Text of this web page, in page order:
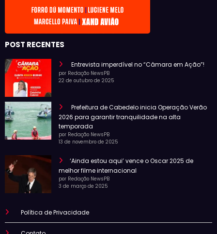
POST RECENTES
Entrevista imperdível no “Câmara em Ação”!
por Redação NewsPB
22 de outubro de 2025
Prefeitura de Cabedelo inicia Operação Verão
2026 para garantir tranquilidade na alta
temporada
por Redação NewsPB
13 de novembro de 2025
‘Ainda estou aqui’ vence o Oscar 2025 de
melhor filme internacional
por Redação NewsPB
3 de março de 2025
Política de Privacidade